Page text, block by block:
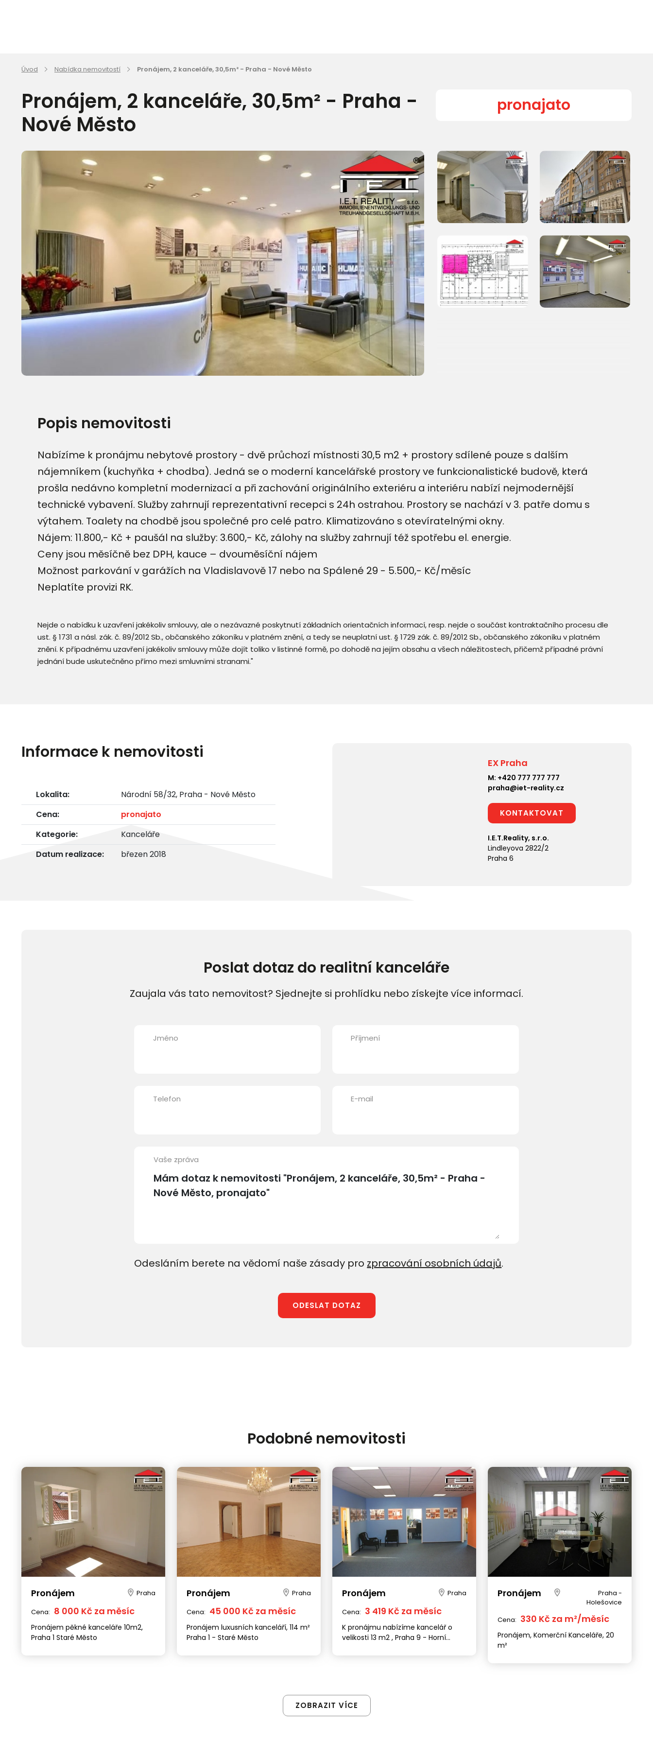
Úvod Nabídka nemovitostí Pronájem, 2 kanceláře, 30,5m² - Praha - Nové Město
Pronájem, 2 kanceláře, 30,5m² - Praha -
Nové Město
pronajato
Popis nemovitosti
Nabízíme k pronájmu nebytové prostory - dvě průchozí místnosti 30,5 m2 + prostory sdílené pouze s dalším
nájemníkem (kuchyňka + chodba). Jedná se o moderní kancelářské prostory ve funkcionalistické budově, která
prošla nedávno kompletní modernizací a při zachování originálního exteriéru a interiéru nabízí nejmodernější
technické vybavení. Služby zahrnují reprezentativní recepci s 24h ostrahou. Prostory se nachází v 3. patře domu s
výtahem. Toalety na chodbě jsou společné pro celé patro. Klimatizováno s otevíratelnými okny.
Nájem: 11.800,- Kč + paušál na služby: 3.600,- Kč, zálohy na služby zahrnují též spotřebu el. energie.
Ceny jsou měsíčně bez DPH, kauce – dvouměsíční nájem
Možnost parkování v garážích na Vladislavově 17 nebo na Spálené 29 - 5.500,- Kč/měsíc
Neplatíte provizi RK.
Nejde o nabídku k uzavření jakékoliv smlouvy, ale o nezávazné poskytnutí základních orientačních informací, resp. nejde o součást kontraktačního procesu dle
ust. § 1731 a násl. zák. č. 89/2012 Sb., občanského zákoníku v platném znění, a tedy se neuplatní ust. § 1729 zák. č. 89/2012 Sb., občanského zákoníku v platném
znění. K případnému uzavření jakékoliv smlouvy může dojít toliko v listinné formě, po dohodě na jejím obsahu a všech náležitostech, přičemž případné právní
jednání bude uskutečněno přímo mezi smluvními stranami."
Informace k nemovitosti
Lokalita:
Národní 58/32, Praha - Nové Město
Cena:
pronajato
Kategorie:
Kanceláře
Datum realizace:
březen 2018
EX Praha
M: +420 777 777 777
praha@iet-reality.cz
KONTAKTOVAT
I.E.T.Reality, s.r.o.
Lindleyova 2822/2
Praha 6
Poslat dotaz do realitní kanceláře
Zaujala vás tato nemovitost? Sjednejte si prohlídku nebo získejte více informací.
Jméno Příjmení
Telefon E-mail
Vaše zpráva
Odesláním berete na vědomí naše zásady pro zpracování osobních údajů.
ODESLAT DOTAZ
Podobné nemovitosti
Pronájem Praha
Cena: 8 000 Kč za měsíc
Pronájem pěkné kanceláře 10m2,
Praha 1 Staré Město
Pronájem Praha
Cena: 45 000 Kč za měsíc
Pronájem luxusních kanceláří, 114 m²
Praha 1 - Staré Město
Pronájem Praha
Cena: 3 419 Kč za měsíc
K pronájmu nabízíme kancelář o
velikosti 13 m2 , Praha 9 - Horní
Pronájem
Praha -
Holešovice
Cena: 330 Kč za m²/měsíc
Pronájem, Komerční Kanceláře, 20
m²
ZOBRAZIT VÍCE